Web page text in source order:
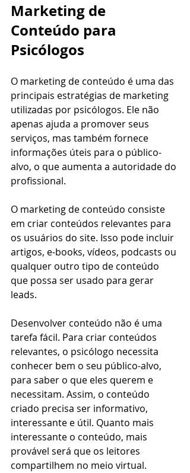
Marketing de
Conteúdo para
Psicólogos
O marketing de conteúdo é uma das
principais estratégias de marketing
utilizadas por psicólogos. Ele não
apenas ajuda a promover seus
serviços, mas também fornece
informações úteis para o público-
alvo, o que aumenta a autoridade do
profissional.
O marketing de conteúdo consiste
em criar conteúdos relevantes para
os usuários do site. Isso pode incluir
artigos, e-books, vídeos, podcasts ou
qualquer outro tipo de conteúdo
que possa ser usado para gerar
leads.
Desenvolver conteúdo não é uma
tarefa fácil. Para criar conteúdos
relevantes, o psicólogo necessita
conhecer bem o seu público-alvo,
para saber o que eles querem e
necessitam. Assim, o conteúdo
criado precisa ser informativo,
interessante e útil. Quanto mais
interessante o conteúdo, mais
provável será que os leitores
compartilhem no meio virtual.